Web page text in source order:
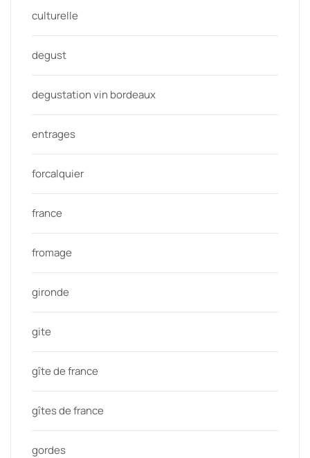
culturelle
degust
degustation vin bordeaux
entrages
forcalquier
france
fromage
gironde
gite
gîte de france
gîtes de france
gordes